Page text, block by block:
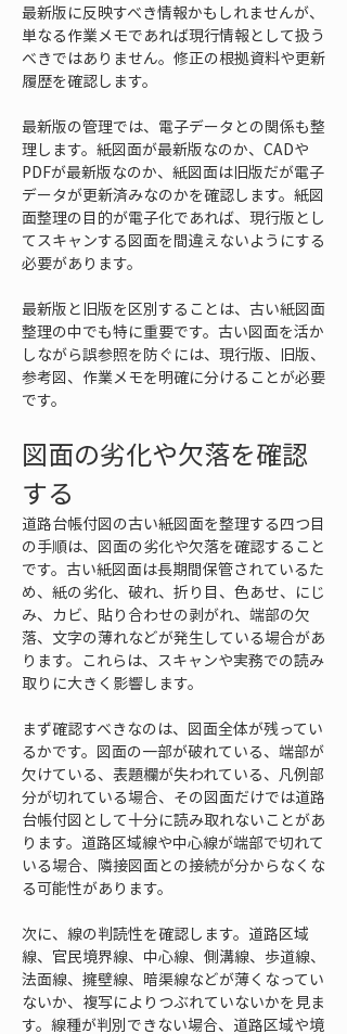
最新版に反映すべき情報かもしれませんが、
単なる作業メモであれば現行情報として扱う
べきではありません。修正の根拠資料や更新
履歴を確認します。
最新版の管理では、電子データとの関係も整
理します。紙図面が最新版なのか、CADや
PDFが最新版なのか、紙図面は旧版だが電子
データが更新済みなのかを確認します。紙図
面整理の目的が電子化であれば、現行版とし
てスキャンする図面を間違えないようにする
必要があります。
最新版と旧版を区別することは、古い紙図面
整理の中でも特に重要です。古い図面を活か
しながら誤参照を防ぐには、現行版、旧版、
参考図、作業メモを明確に分けることが必要
です。
図面の劣化や欠落を確認
する
道路台帳付図の古い紙図面を整理する四つ目
の手順は、図面の劣化や欠落を確認すること
です。古い紙図面は長期間保管されているた
め、紙の劣化、破れ、折り目、色あせ、にじ
み、カビ、貼り合わせの剥がれ、端部の欠
落、文字の薄れなどが発生している場合があ
ります。これらは、スキャンや実務での読み
取りに大きく影響します。
まず確認すべきなのは、図面全体が残ってい
るかです。図面の一部が破れている、端部が
欠けている、表題欄が失われている、凡例部
分が切れている場合、その図面だけでは道路
台帳付図として十分に読み取れないことがあ
ります。道路区域線や中心線が端部で切れて
いる場合、隣接図面との接続が分からなくな
る可能性があります。
次に、線の判読性を確認します。道路区域
線、官民境界線、中心線、側溝線、歩道線、
法面線、擁壁線、暗渠線などが薄くなってい
ないか、複写によりつぶれていないかを見ま
す。線種が判別できない場合、道路区域や境